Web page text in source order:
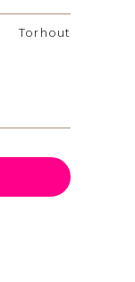
Torhout